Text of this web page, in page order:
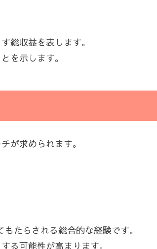
総収益を表します。
を示します。
が求められます。
たらされる総合的な経験です。
る可能性が高まります。